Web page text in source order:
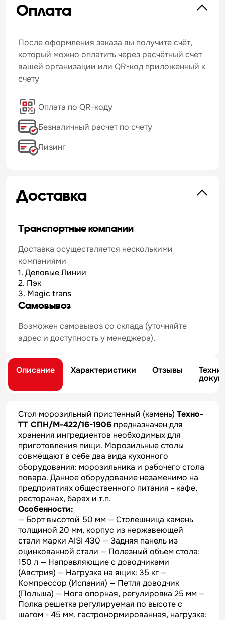
Оплата
После оформления заказа вы получите счёт,
который можно оплатить через расчётный счёт
вашей организации или QR-код приложенный к
счету
Оплата по QR-коду
Безналичный расчет по счету
Лизинг
Доставка
Транспортные компании
Доставка осуществляется несколькими
компаниями
1. Деловые Линии
2. Пэк
3. Magic trans
Самовывоз
Возможен самовывоз со склада (уточняйте
адрес и доступность у менеджера).
Описание Характеристики Отзывы
Стол морозильный пристенный (камень) Техно-
ТТ СПН/М-422/16-1906 предназначен для
хранения ингредиентов необходимых для
приготовления пищи. Морозильные столы
совмещают в себе два вида кухонного
оборудования: морозильника и рабочего стола
повара. Данное оборудование незаменимо на
предприятиях общественного питания - кафе,
ресторанах, барах и т.п.
Особенности:
— Борт высотой 50 мм — Столешница камень
толщиной 20 мм, корпус из нержавеющей
стали марки AISI 430 — Задняя панель из
оцинкованной стали — Полезный объем стола:
150 л — Направляющие с доводчиками
(Австрия) — Нагрузка на ящик: 35 кг —
Компрессор (Испания) — Петля доводчик
(Польша) — Нога опорная, регулировка 25 мм —
Полка решетка регулируемая по высоте с
шагом - 45 мм, гастронормированная, нагрузка: